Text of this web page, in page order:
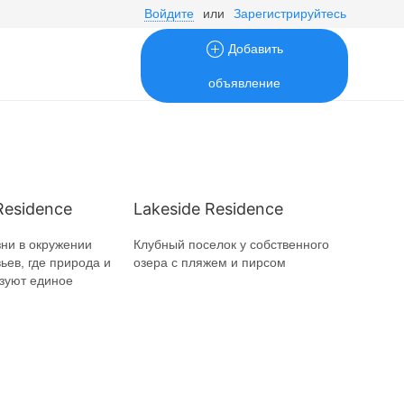
Войдите или Зарегистрируйтесь
Добавить
объявление
в окружении
где природа и
единое
Lakeside Residence
Клубный поселок у собственного
озера с пляжем и пирсом